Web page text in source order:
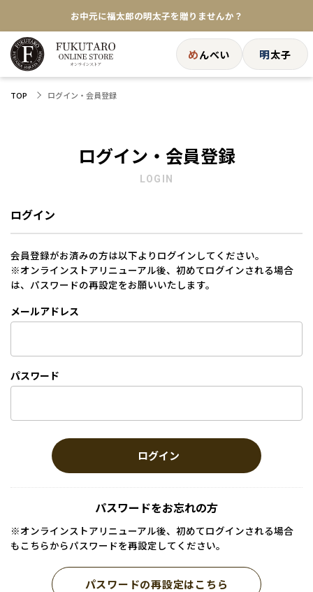
お中元に福太郎の明太子を贈りませんか？
★めんべい25周年記念商品が登場★
【色々な味を試したい方へ】ポストイン！めんべい
めんべい 明太子
TOP ログイン・会員登録
ログイン・会員登録
LOGIN
ログイン
会員登録がお済みの方は以下よりログインしてください。
※オンラインストアリニューアル後、初めてログインされる場合
は、パスワードの再設定をお願いいたします。
メールアドレス
パスワード
ログイン
パスワードをお忘れの方
※オンラインストアリニューアル後、初めてログインされる場合
もこちらからパスワードを再設定してください。
パスワードの再設定はこちら